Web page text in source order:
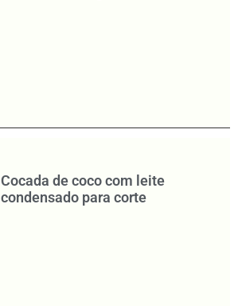
Cocada de coco com leite
condensado para corte